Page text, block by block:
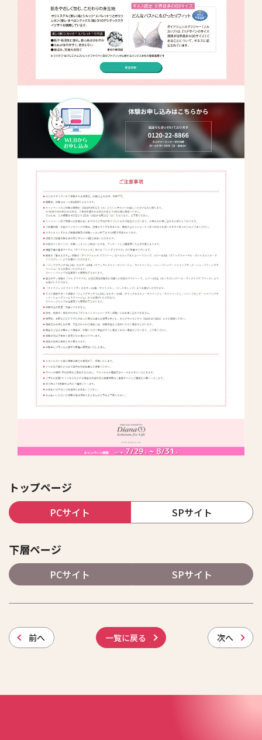
トップページ
PCサイト SPサイト
下層ページ
PCサイト SPサイト
前へ 一覧に戻る 次へ